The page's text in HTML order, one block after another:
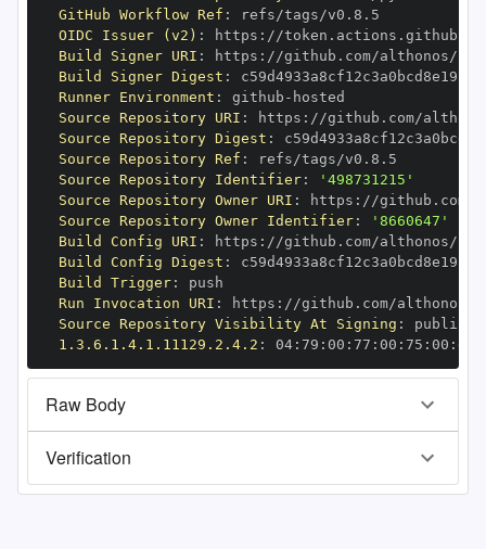
GitHub Workflow Ref :
OIDC Issuer (v2) : https :
Build Signer URI : https :
Build Signer Digest :
Runner Environment : github -
Source Repository URI : https :
Source Repository Digest :
Source Repository Ref :
Source Repository Identifier:
'498731215'
Source Repository Owner URI : https :
Source Repository Owner Identifier:
'8660647'
Build Config URI : https :
Build Config Digest :
Build Trigger:
Run Invocation URI : https :
Source Repository Visibility At Signing :
1.3.6.1.4.1.11129.2.4.2 : 04: 79 : 00 : 77 : 00 : 75 : 00 : dd
Raw Body
Verification